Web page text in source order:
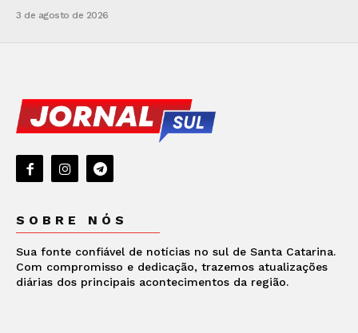
3 de agosto de 2026
SOBRE NÓS
Sua fonte confiável de notícias no sul de Santa Catarina.
Com compromisso e dedicação, trazemos atualizações
diárias dos principais acontecimentos da região.